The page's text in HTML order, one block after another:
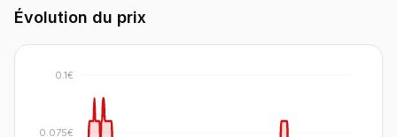
Évolution du prix
0.075€
0.1€